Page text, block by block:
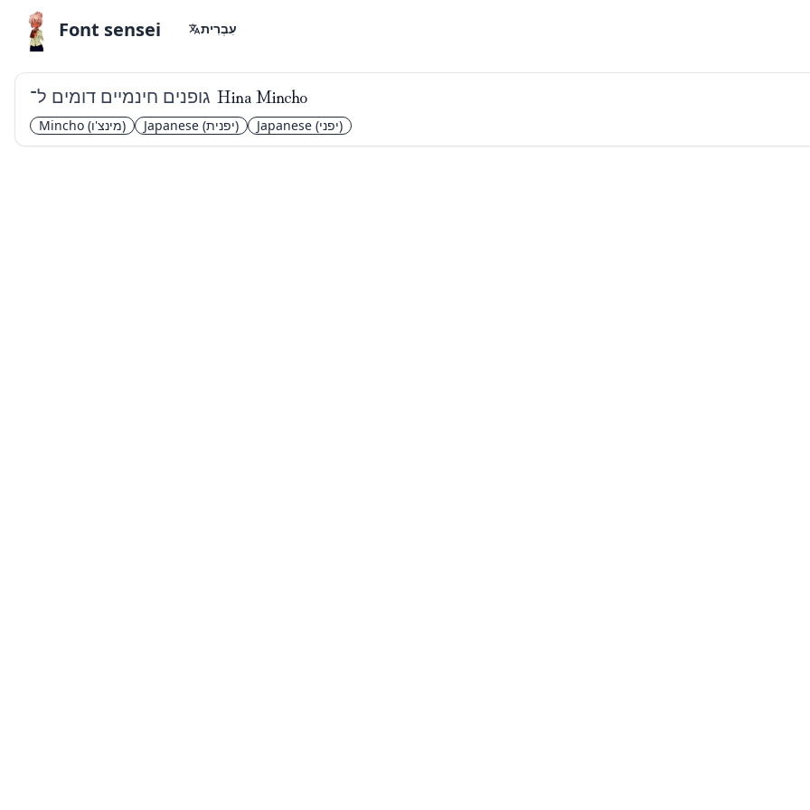
Font sensei עִבְרִית
גופנים חינמיים דומים ל־ Hina Mincho
Mincho (מינצ'ו) Japanese (יפנית) Japanese (יפני)